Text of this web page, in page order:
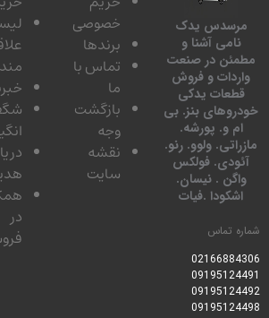
یدک
آشنا و
در صنعت
و فروش
یدکی
بنز. بی
و. پورشه.
ولوو. رنو.
فولکس
. نیسان.
.فیات
تماس
خصوصی
برندها
تماس با
بازگشت
نقشه
سایت
لیست
مندی ها
خبرنامه
شگفت
دریافت
همکاری
فروشگاه